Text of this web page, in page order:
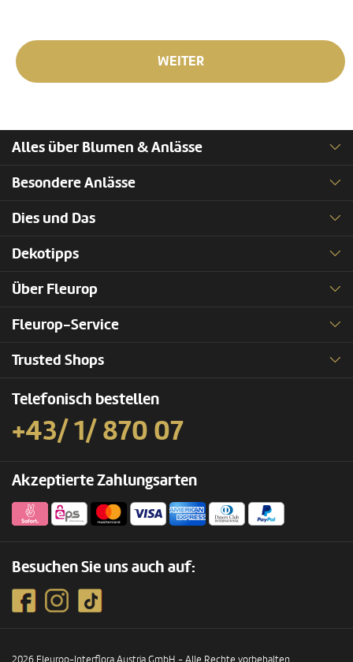
WEITER
Alles über Blumen & Anlässe
Besondere Anlässe
Dies und Das
Dekotipps
Über Fleurop
Fleurop-Service
Trusted Shops
Telefonisch bestellen
+43/ 1/ 870 07
Akzeptierte Zahlungsarten
Besuchen Sie uns auch auf:
2026 Fleurop-Interflora Austria GmbH - Alle Rechte vorbehalten